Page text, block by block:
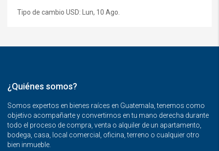
Tipo de cambio USD: Lun, 10 Ago.
¿Quiénes somos?
Somos expertos en bienes raíces en Guatemala, tenemos como
objetivo acompañarte y convertirnos en tu mano derecha durante
todo el proceso de compra, venta o alquiler de un apartamento,
bodega, casa, local comercial, oficina, terreno o cualquier otro
bien inmueble.